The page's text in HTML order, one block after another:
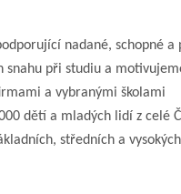
nadané, schopné
snahu při studiu a
a vybranými školami
dětí a mladých lidí z celé
středních a